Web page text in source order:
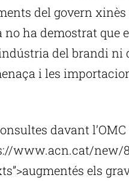
del govern
no ha demostrat que
del brandi ni
i les
davant l’OMC
www.acn.cat/new/
els